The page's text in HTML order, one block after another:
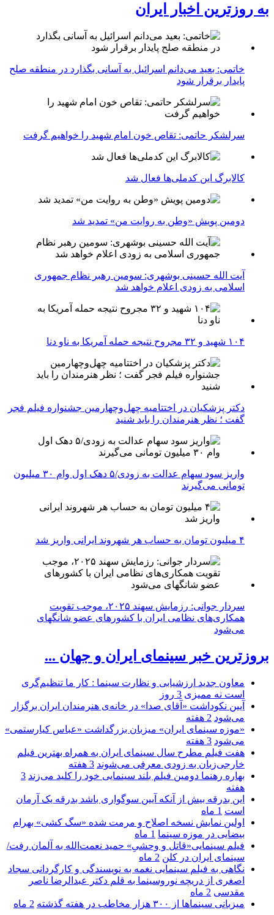
به روزترین اخبار ایران
خاتمی: بعید می‌دانم اسرائیل به آسانی بگذارد در منطقه صلح
پایدار برقرار شود
سرلشکر حاتمی: تقاص خون امام شهید را خواهیم گرفت
کالابرگ این کدملی‌ها فعال شد
دومین پویش «وطن به روایت من» تمدید شد
آیت الله حسینی بوشهری: سومین رهبر نظام جمهوری
اسلامی به زودی اعلام خواهد شد
۱۰۴ شهید و ۳۲ مجروح نتیجه حمله آمریکا به ناو دنا
دکتر پزشکیان در اختتامیه چهل‌وچهارمین جشنواره فیلم فجر
گفت ؛ نظر هنرمندان را باید شنید
واریز سود سهام عدالت به زودی/۵ دهک اول وام ۳۰ میلیون
تومانی می‌گیرند
۴ میلیون تومان به حساب هر شهروند ایرانی واریز شد
سردار جوانی: رزمایش سهند ۲۰۲۵، موجب تقویت
همکاری‌های نظامی ایران با کشور‌های عضو شانگهای
می‌شود
بروزترین خبر سینمای ایران و جهان ...
معاون جدید ارزشیابی و نظارت سینما : کار ما تنظیم‌گری
است نه ممیزی 3 روز
آیین نکوداشت «آقای صدا» در خانه‌ی هنرمندان ایران برگزار
می‌شود 2 هفته
«موزه سینمای ایران» میزبان بزرگداشت «عباس کیارستمی»
می‌شود 3 هفته
هفت فیلم مطرح سال سینمای ایران به همراه بهترین فیلم
خارجی‌زبان به زودی معرفی می‌شوند 3 هفته
بهاره رهنما دومین فیلم بلند سینمایی خود را کلید می‌زند 3
هفته
این بدرقه بیش از آنکه آیین سوگواری باشد بدرقه یک آرمان
است 1 ماه
اولین نمایش نسخه اصلاح و مرمت شده «سگ کشی» بهرام
بیضایی در موزه سینما 1 ماه
فیلم سینمایی«قاتل و وحشیِ» حمید نعمت‌الله به آلمان رفت/
سینمای ایران در کلن 2 ماه
نگاهی به فیلم سینمایی نغمه به نویسندگی و کارگردانی سجاد
اصغری از دریچه نوروسینما به قلم دکتر عبدالرضا ناصر
مقدسی 2 ماه
میزبانی سینماها از ۳۰۰ هزار مخاطب در هفته گذشته
2 ماه